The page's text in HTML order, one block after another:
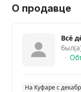
О продавце
Всё
На Куфаре с